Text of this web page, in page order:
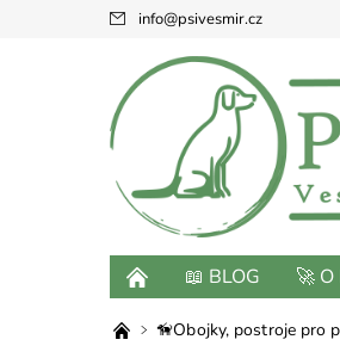
info@psivesmir.cz
📖 BLOG 🚀
🦮Obojky, postroje pro